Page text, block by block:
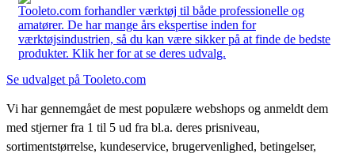
Tooleto.com forhandler værktøj til både professionelle og
amatører. De har mange års ekspertise inden for
værktøjsindustrien, så du kan være sikker på at finde de bedste
produkter. Klik her for at se deres udvalg.
Se udvalget på Tooleto.com
Vi har gennemgået de mest populære webshops og anmeldt dem
med stjerner fra 1 til 5 ud fra bl.a. deres prisniveau,
sortimentstørrelse, kundeservice, brugervenlighed, betingelser,